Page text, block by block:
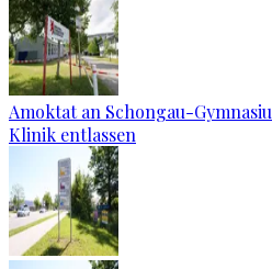
Amoktat an Schongau-
Klinik entlassen